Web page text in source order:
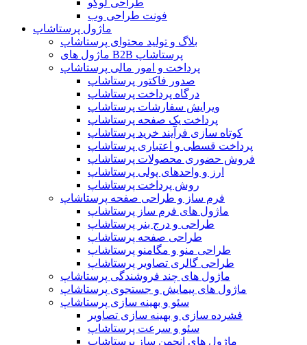
فونت طراحی وب
ماژول پرستاشاپ
بلاگ و تولید محتوای پرستاشاپ
ماژول های B2B پرستاشاپ
پرداخت و امور مالی پرستاشاپ
صدور فاکتور پرستاشاپ
درگاه پرداخت پرستاشاپ
ویرایش سفارشات پرستاشاپ
پرداخت یک صفحه پرستاشاپ
کوتاه سازی فرآیند خرید پرستاشاپ
پرداخت قسطی و اعتباری پرستاشاپ
فروش حضوری محصولات پرستاشاپ
ارز و واحدهای پولی پرستاشاپ
روش پرداخت پرستاشاپ
فرم ساز و طراحی صفحه پرستاشاپ
ماژول های فرم ساز پرستاشاپ
طراحی و درج بنر پرستاشاپ
طراحی صفحه پرستاشاپ
طراحی منو و مگامنو پرستاشاپ
طراحی گالری تصاویر پرستاشاپ
ماژول های چند فروشندگی پرستاشاپ
ماژول های پیمایش و جستجوی پرستاشاپ
سئو و بهینه سازی پرستاشاپ
فشرده سازی و بهینه سازی تصاویر
سئو و سرعت پرستاشاپ
ماژول های انجمن ساز پرستاشاپ